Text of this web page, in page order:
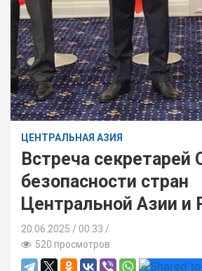
ЦЕНТРАЛЬНАЯ АЗИЯ
Встреча секретарей
безопасности стран
Центральной Азии и
20.06.2025
00:33 /
520 просмотров